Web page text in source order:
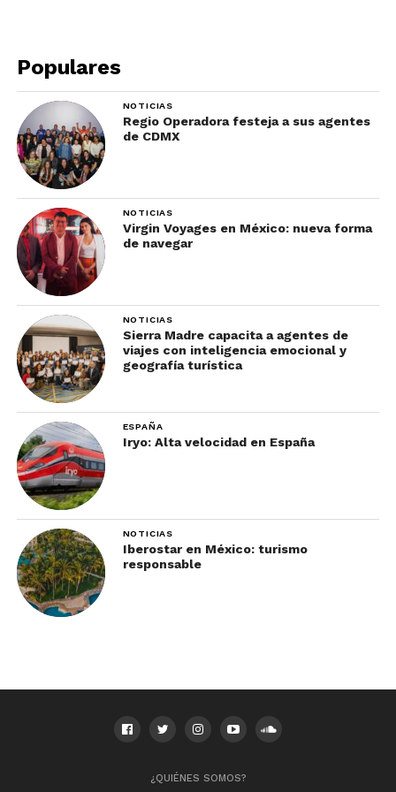
Foto: Salto de Xala
Una carta balanceada, alimentos gourmet
tradicionales con un toque internacional y con
muy buen sabor. Lo mejor de este restaurante en
Xalapa es que sus precios están acordes al servicio
y a la calidad de sus alimentos. ¡No te lo pierdas!
6.- Asadero Cien
Foto: Asadero Cien
Si vas por comer carne, este es el lugar. Lo anterior
se debe a que es un restaurante de carnes
esencialmente, se puede fumar en los espacios
abiertos, y excelente carta de vinos, y adecuada
Populares
NOTICIAS
Regio Operadora festeja a sus agentes
de CDMX
NOTICIAS
Virgin Voyages en México: nueva forma
de navegar
NOTICIAS
Sierra Madre capacita a agentes de
viajes con inteligencia emocional y
geografía turística
ESPAÑA
Iryo: Alta velocidad en España
NOTICIAS
Iberostar en México: turismo
responsable
¿QUIÉNES SOMOS?